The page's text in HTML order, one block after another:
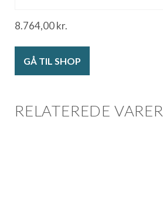
8.764,00kr.
GÅ TIL SHOP
RELATEREDE VARER